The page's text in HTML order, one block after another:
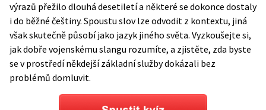
výrazů přežilo dlouhá desetiletí a některé se dokonce dostaly
i do běžné češtiny. Spoustu slov lze odvodit z kontextu, jiná
však skutečně působí jako jazyk jiného světa. Vyzkoušejte si,
jak dobře vojenskému slangu rozumíte, a zjistěte, zda byste
se v prostředí někdejší základní služby dokázali bez
problémů domluvit.